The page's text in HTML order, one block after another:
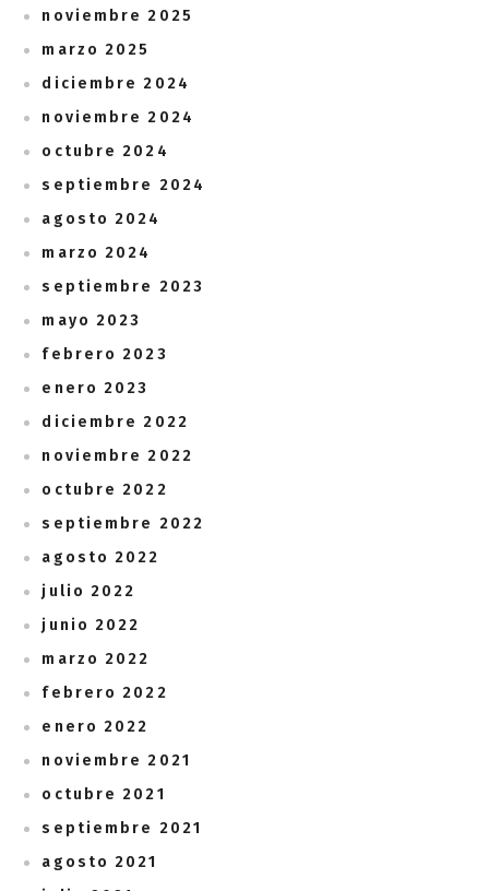
noviembre 2025
marzo 2025
diciembre 2024
noviembre 2024
octubre 2024
septiembre 2024
agosto 2024
marzo 2024
septiembre 2023
mayo 2023
febrero 2023
enero 2023
diciembre 2022
noviembre 2022
octubre 2022
septiembre 2022
agosto 2022
julio 2022
junio 2022
marzo 2022
febrero 2022
enero 2022
noviembre 2021
octubre 2021
septiembre 2021
agosto 2021